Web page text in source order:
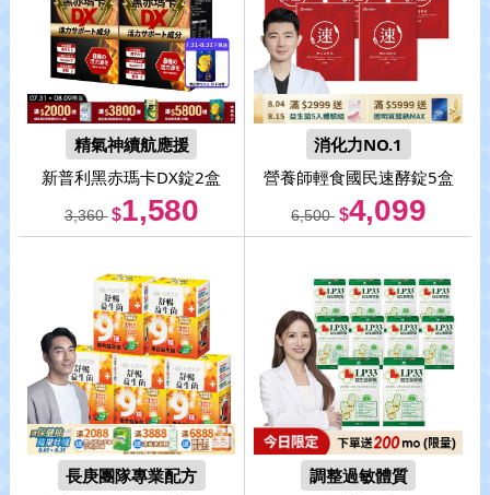
精氣神續航應援
新普利黑赤瑪卡DX錠2盒
3,360 $1,580
消化力NO.1
營養師輕食國民速酵錠5盒
6,500 $4,099
長庚團隊專業配方
調整過敏體質